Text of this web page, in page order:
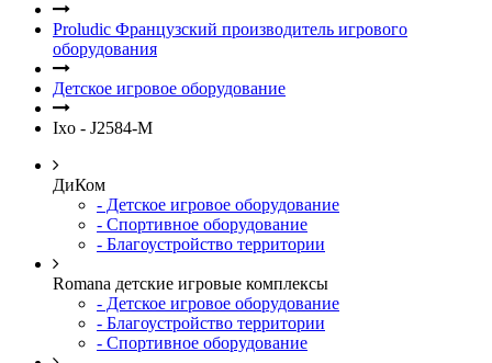
Proludic Французский производитель игрового
оборудования
Детское игровое оборудование
Ixo - J2584-M
ДиКом
- Детское игровое оборудование
- Спортивное оборудование
- Благоустройство территории
Romana детские игровые комплексы
- Детское игровое оборудование
- Благоустройство территории
- Спортивное оборудование